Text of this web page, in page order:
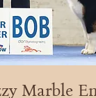
Marble